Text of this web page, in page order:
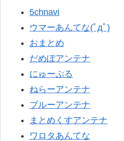
5chnavi
ウマーあんてな(ﾟдﾟ)
おまとめ
だめぽアンテナ
にゅーぷる
ねらーアンテナ
ブルーアンテナ
まとめくすアンテナ
ワロタあんてな